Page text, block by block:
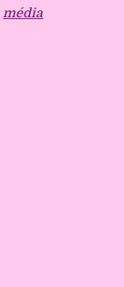
média